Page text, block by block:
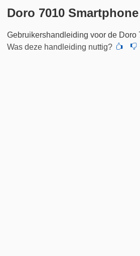
Doro 7010 Smartphone
Gebruikershandleiding voor de Doro
Was deze handleiding nuttig?